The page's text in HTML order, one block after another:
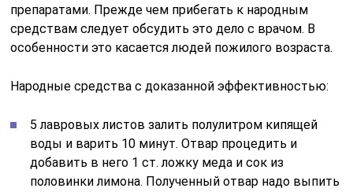
препаратами. Прежде чем прибегать к народным
средствам следует обсудить это дело с врачом. В
особенности это касается людей пожилого возраста.
Народные средства с доказанной эффективностью:
5 лавровых листов залить полулитром кипящей
воды и варить 10 минут. Отвар процедить и
добавить в него 1 ст. ложку меда и сок из
половинки лимона. Полученный отвар надо выпить